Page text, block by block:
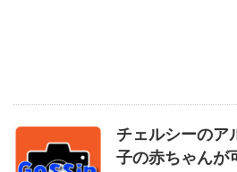
チェルシーのア
子の赤ちゃんが